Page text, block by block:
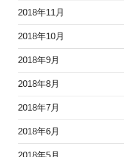
2018年11月
2018年10月
2018年9月
2018年8月
2018年7月
2018年6月